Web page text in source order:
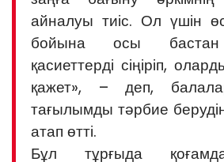
айналуы тиіс. Ол үшін
бойына осы бастан
қасиеттерді сіңіріп,
қажет», – деп,
тағылымды тәрбие
атап өтті.
Бұл тұрғыда